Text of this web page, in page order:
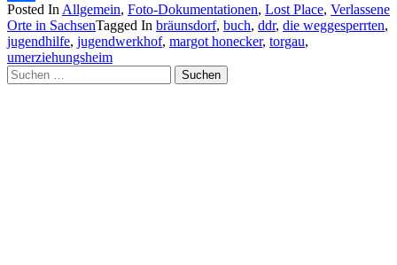
Teilen
Posted In Allgemein, Foto-Dokumentationen, Lost Place, Verlassene
Orte in SachsenTagged In bräunsdorf, buch, ddr, die weggesperrten,
jugendhilfe, jugendwerkhof, margot honecker, torgau,
umerziehungsheim
Suchen
nach: